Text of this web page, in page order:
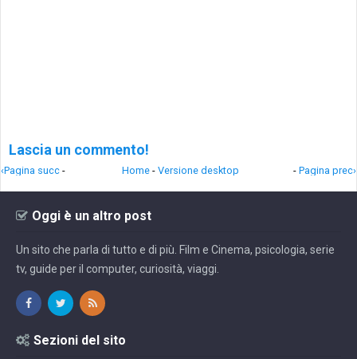
Lascia un commento!
‹Pagina succ - - Pagina prec›
Home - Versione desktop
Oggi è un altro post
Un sito che parla di tutto e di più. Film e Cinema, psicologia, serie
tv, guide per il computer, curiosità, viaggi.
Sezioni del sito